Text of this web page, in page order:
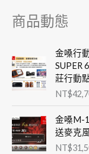
商品動態
金嗓行
SUPER
莊行動
NT$
金嗓M-
送麥克
NT$